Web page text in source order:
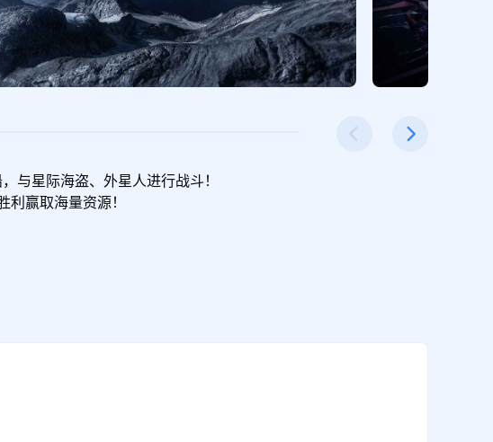
与星际海盗、外星人进行战斗！
赢取海量资源！